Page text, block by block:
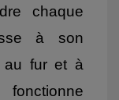
chaque
à son
au fur et à